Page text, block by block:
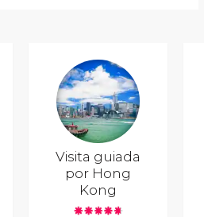
Visita guiada
por Hong
Kong